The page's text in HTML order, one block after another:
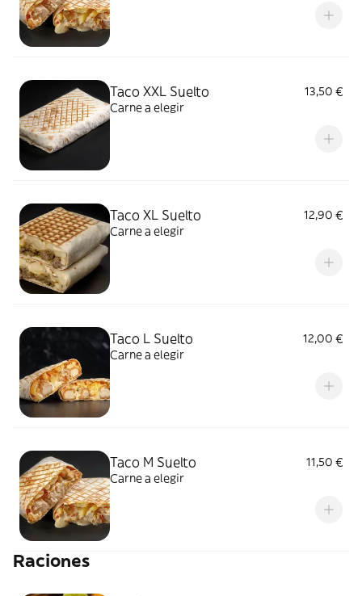
Taco XXL Suelto
13,50 €
Carne a elegir
Taco XL Suelto
12,90 €
Carne a elegir
Taco L Suelto
12,00 €
Carne a elegir
Taco M Suelto
11,50 €
Carne a elegir
Raciones